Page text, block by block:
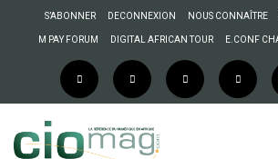
S’ABONNER DECONNEXION NOUS CONNAÎTRE
M PAY FORUM DIGITAL AFRICAN TOUR E.CONF